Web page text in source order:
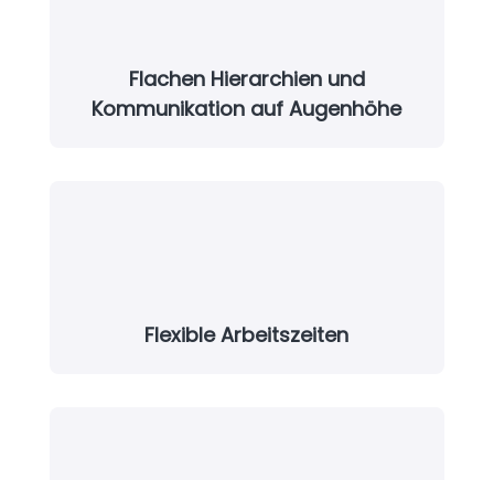
Flachen Hierarchien und
Kommunikation auf Augenhöhe
Flexible Arbeitszeiten